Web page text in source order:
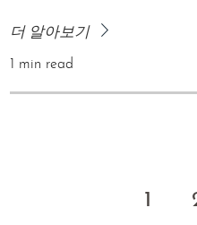
더 알아보기
1 min read
1